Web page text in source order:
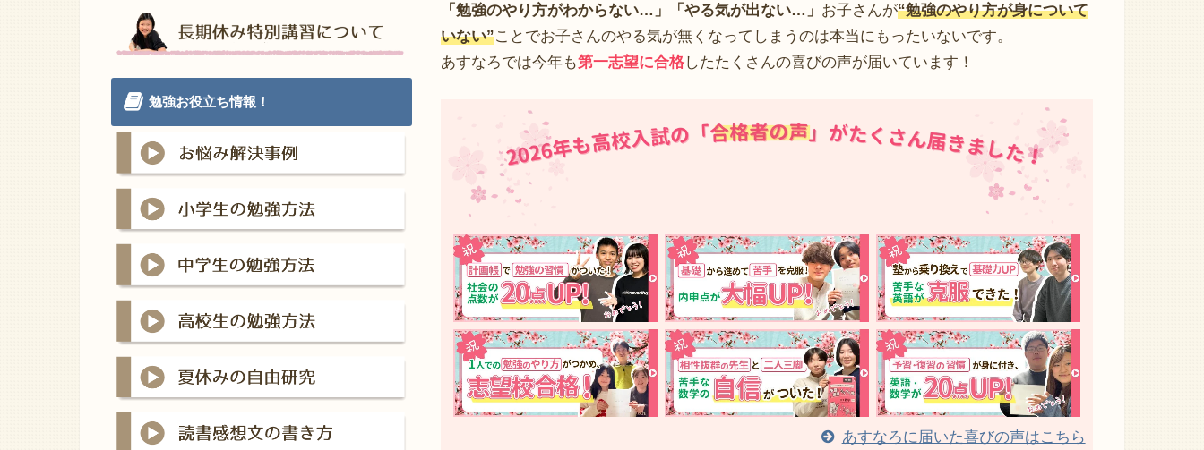
「勉強のやり方がわからない…」「やる気が出ない…」 お子さんが“勉強のやり方が身について
いない”ことでお子さんのやる気が無くなってしまうのは本当にもったいないです。
あすなろでは今年も第一志望に合格したたくさんの喜びの声が届いています！
あすなろに届いた喜びの声はこちら
勉強お役立ち情報！